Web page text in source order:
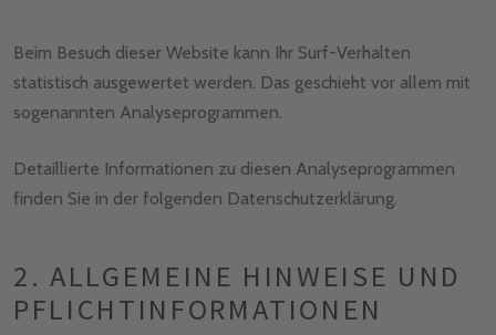
Beim Besuch dieser Website kann Ihr Surf-Verhalten
statistisch ausgewertet werden. Das geschieht vor allem mit
sogenannten Analyseprogrammen.
Detaillierte Informationen zu diesen Analyseprogrammen
finden Sie in der folgenden Datenschutzerklärung.
2. ALLGEMEINE HINWEISE UND
PFLICHT­INFORMATIONEN